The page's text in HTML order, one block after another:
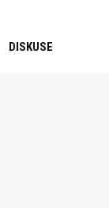
DISKUSE